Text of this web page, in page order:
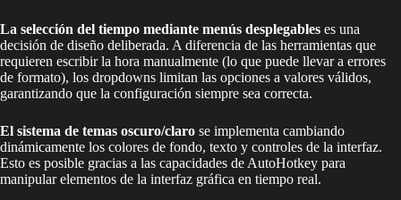
La selección del tiempo mediante menús desplegables es una
decisión de diseño deliberada. A diferencia de las herramientas que
requieren escribir la hora manualmente (lo que puede llevar a errores
de formato), los dropdowns limitan las opciones a valores válidos,
garantizando que la configuración siempre sea correcta.
El sistema de temas oscuro/claro se implementa cambiando
dinámicamente los colores de fondo, texto y controles de la interfaz.
Esto es posible gracias a las capacidades de AutoHotkey para
manipular elementos de la interfaz gráfica en tiempo real.